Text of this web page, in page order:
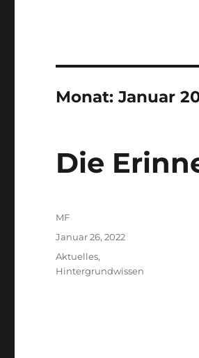
Monat:Januar
Die
Autor
MF
Veröffentlicht
am
Januar 26, 2022
Kategorien
Aktuelles,
Hintergrundwissen